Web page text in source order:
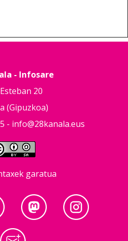
- Infosare
20
(Gipuzkoa)
- info@28kanala.eus
garatua